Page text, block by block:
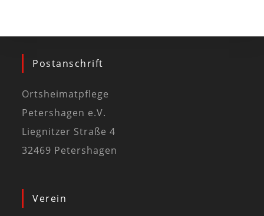
Postanschrift
Ortsheimatpflege
Petershagen e.V.
Liegnitzer Straße 4
32469 Petershagen
Verein